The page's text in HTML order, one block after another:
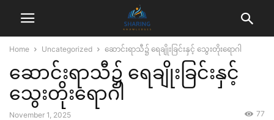
Home Uncategorized ဆောင်းရာသီ၌ ရေချိုးခြင်းနှင့် သွေးတိုးရောဂါ
ဆောင်းရာသီ၌ ရေချိုးခြင်းနှင့်
သွေးတိုးရောဂါ
November 1, 2025 77